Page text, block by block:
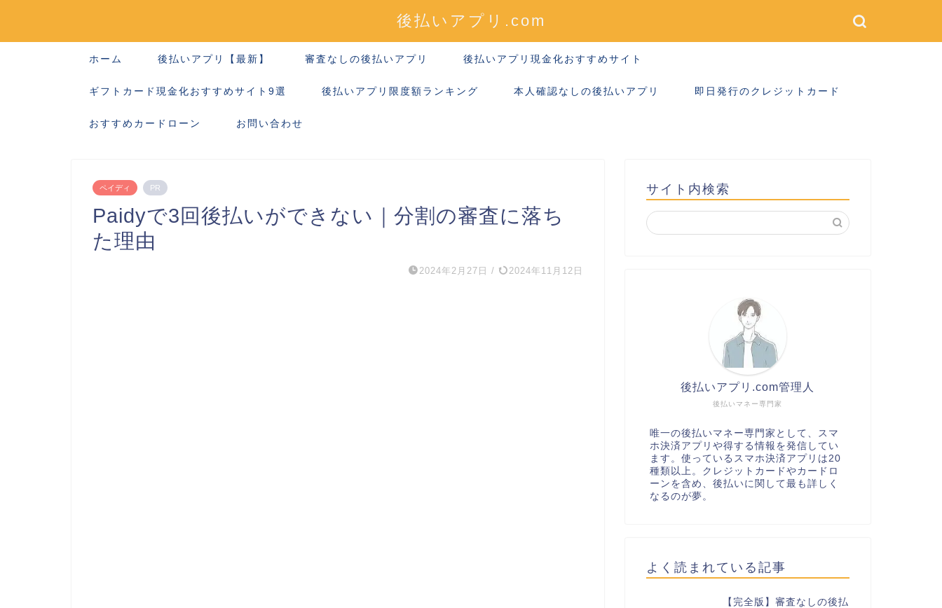
後払いアプリ.com
ホーム 後払いアプリ【最新】 審査なしの後払いアプリ 後払いアプリ現金化おすすめサイト
ギフトカード現金化おすすめサイト9選 後払いアプリ限度額ランキング 本人確認なしの後払いアプリ 即日発行のクレジットカード
おすすめカードローン お問い合わせ
ペイディ PR
Paidyで3回後払いができない｜分割の審査に落ち
た理由
2024年2月27日 / 2024年11月12日
サイト内検索
後払いマネー専門家
後払いアプリ.com管理人
唯一の後払いマネー専門家として、スマ
ホ決済アプリや得する情報を発信してい
ます。使っているスマホ決済アプリは20
種類以上。クレジットカードやカードロ
ーンを含め、後払いに関して最も詳しく
なるのが夢。
よく読まれている記事
【完全版】審査なしの後払